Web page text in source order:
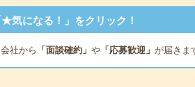
気になる！」をクリック！
社から 「面談確約」 や「応募歓迎」 が届きま